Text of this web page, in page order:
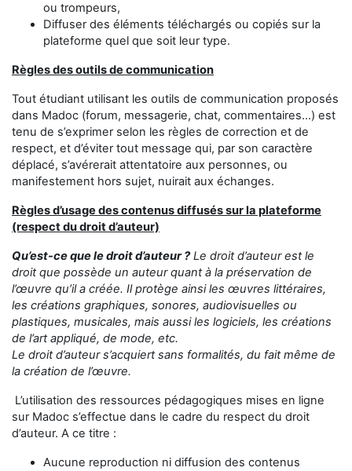
ou trompeurs,
Diffuser des éléments téléchargés ou copiés sur la
plateforme quel que soit leur type.
Règles des outils de communication
Tout étudiant utilisant les outils de communication proposés
dans Madoc (forum, messagerie, chat, commentaires...) est
tenu de s’exprimer selon les règles de correction et de
respect, et d’éviter tout message qui, par son caractère
déplacé, s’avérerait attentatoire aux personnes, ou
manifestement hors sujet, nuirait aux échanges.
Règles d’usage des contenus diffusés sur la plateforme
(respect du droit d’auteur)
Qu’est-ce que le droit d’auteur ?Le droit d’auteur est le
droit que possède un auteur quant à la préservation de
l’œuvre qu’il a créée. Il protège ainsi les œuvres littéraires,
les créations graphiques, sonores, audiovisuelles ou
plastiques, musicales, mais aussi les logiciels, les créations
de l’art appliqué, de mode, etc.
Le droit d’auteur s’acquiert sans formalités, du fait même de
la création de l’œuvre.
L’utilisation des ressources pédagogiques mises en ligne
sur Madoc s’effectue dans le cadre du respect du droit
d’auteur. A ce titre :
Aucune reproduction ni diffusion des contenus